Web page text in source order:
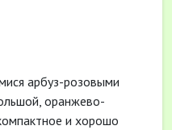
арбуз-розовыми
оранжево-
и хорошо